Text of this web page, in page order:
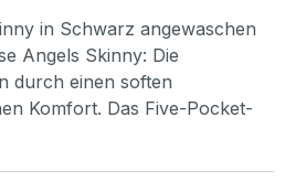
in Schwarz angewaschen
Angels Skinny: Die
durch einen soften
Komfort. Das Five-Pocket-